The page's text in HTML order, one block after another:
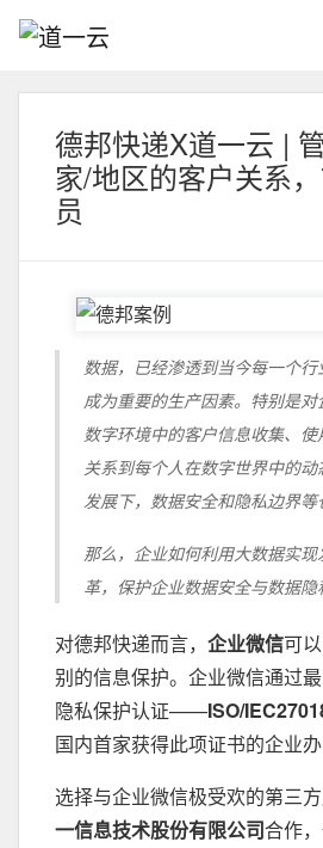
德邦快递X道一云 |
家/地区的客户关系
员
数据，已经渗透到当今每一个行
成为重要的生产因素。特别是
数字环境中的客户信息收集、
关系到每个人在数字世界中的
发展下，数据安全和隐私边界等
那么，企业如何利用大数据实
革，保护企业数据安全与数据隐
对德邦快递而言， 企业微信可
别的信息保护。企业微信通过
隐私保护认证——ISO/
国内首家获得此项证书的企业办
选择与企业微信极受欢的第三
一信息技术股份有限公司合作